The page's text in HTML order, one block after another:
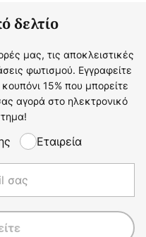
δελτίο
μας, τις αποκλειστικές
φωτισμού. Εγγραφείτε
15% που μπορείτε
αγορά στο ηλεκτρονικό
Εταιρεία